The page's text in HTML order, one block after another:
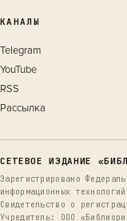
КАНАЛЫ
Telegram
YouTube
RSS
Рассылка
СЕТЕВОЕ ИЗДАНИЕ
Зарегистрировано
информационных
Свидетельство о
Учредитель: ООО